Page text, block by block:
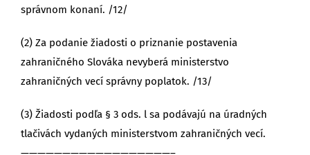
správnom konaní. /12/
(2) Za podanie žiadosti o priznanie postavenia
zahraničného Slováka nevyberá ministerstvo
zahraničných vecí správny poplatok. /13/
(3) Žiadosti podľa § 3 ods. l sa podávajú na úradných
tlačivách vydaných ministerstvom zahraničných vecí.